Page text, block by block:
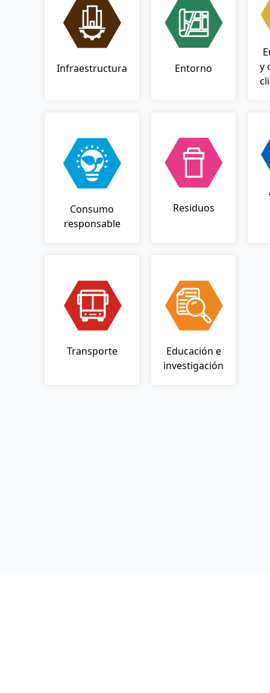
Infraestructura Entorno
y
Consumo
responsable
Residuos
Transporte
Educación e
investigación